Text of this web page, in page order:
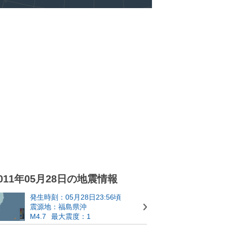
年05月28日の地震情報
発生時刻：05月28日23:56頃
震源地：福島県沖
M4.7
最大震度：1